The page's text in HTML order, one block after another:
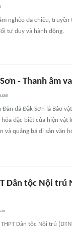
nghèo đa chiều,
tư duy và hành động.
- Thanh âm
Đàn đá Đắk Sơn là Bảo
đặc biệt của hiện vật
và quảng bá di sản văn
Dân tộc Nội trú
Dân tộc Nội trú